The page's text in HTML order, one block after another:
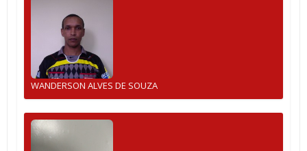
WANDERSON ALVES DE SOUZA